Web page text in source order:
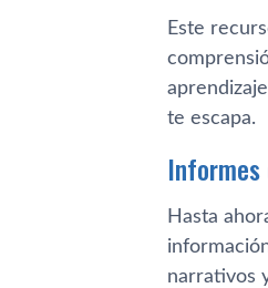
Este
te escapa.
Hasta
narrativos